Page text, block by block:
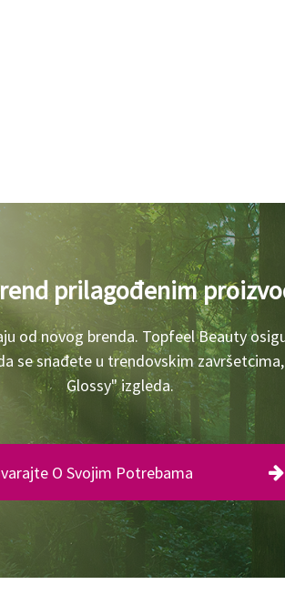
prilagođenim
od novog brenda. Topfeel Beauty
se snađete u trendovskim
Glossy" izgleda.
O Svojim Potrebama